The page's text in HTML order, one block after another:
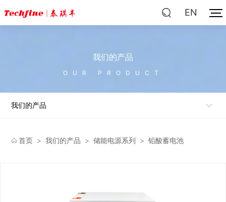
EN
我们的产品
OUR PRODUCT
我们的产品
首页 >我们的产品 >储能电源系列 >铅酸蓄电池